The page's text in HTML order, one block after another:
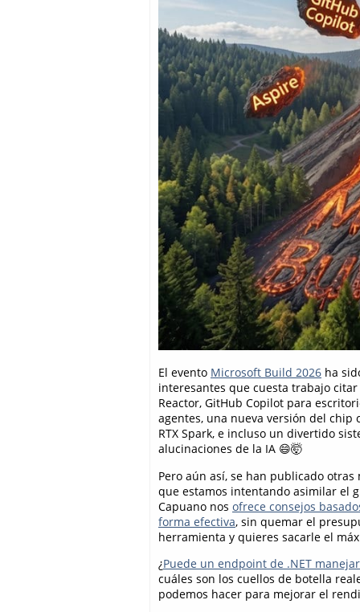
El evento Microsoft Build 2026 ha
interesantes que cuesta trabajo
Reactor, GitHub Copilot para
agentes, una nueva versión del chip
RTX Spark, e incluso un divertido
alucinaciones de la IA 😄🤯
Pero aún así, se han publicado
que estamos intentando asimilar el
Capuano nos ofrece consejos
forma efectiva, sin quemar el
herramienta y quieres sacarle el
¿Puede un endpoint de .NET
cuáles son los cuellos de botella
podemos hacer para mejorar el